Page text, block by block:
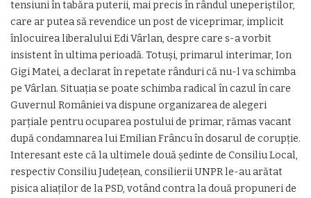
tensiuni în tabăra puterii, mai precis în rândul uneperiştilor,
care ar putea să revendice un post de viceprimar, implicit
înlocuirea liberalului Edi Vârlan, despre care s-a vorbit
insistent în ultima perioadă. Totuşi, primarul interimar, Ion
Gigi Matei, a declarat în repetate rânduri că nu-l va schimba
pe Vârlan. Situaţia se poate schimba radical în cazul în care
Guvernul României va dispune organizarea de alegeri
parţiale pentru ocuparea postului de primar, rămas vacant
după condamnarea lui Emilian Frâncu în dosarul de corupţie.
Interesant este că la ultimele două şedinte de Consiliu Local,
respectiv Consiliu Judeţean, consilierii UNPR le-au arătat
pisica aliaţilor de la PSD, votând contra la două propuneri de